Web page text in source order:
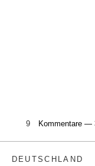
9 Kommentare —
DEUTSCHLAND